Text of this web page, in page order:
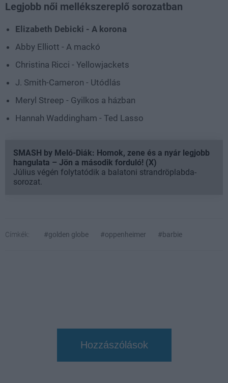
Legjobb női mellékszereplő sorozatban
Elizabeth Debicki - A korona
Abby Elliott - A mackó
Christina Ricci - Yellowjackets
J. Smith-Cameron - Utódlás
Meryl Streep - Gyilkos a házban
Hannah Waddingham - Ted Lasso
SMASH by Meló-Diák: Homok, zene és a nyár legjobb
hangulata – Jön a második forduló! (X)
Július végén folytatódik a balatoni strandröplabda-
sorozat.
Címkék: #golden globe #oppenheimer #barbie
Hozzászólások